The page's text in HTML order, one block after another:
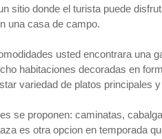
sitio donde el turista puede
una casa de campo.
usted encontrara una
habitaciones decoradas en
variedad de platos principales
se proponen: caminatas,
es otra opcion en temporada